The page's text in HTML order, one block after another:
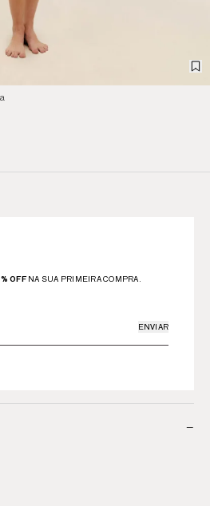
OFFNA SUA PRIMEIRA COMPRA.
ENVIAR
−